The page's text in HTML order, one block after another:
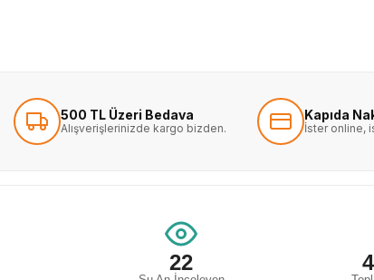
500 TL Üzeri Bedava
Alışverişlerinizde kargo bizden.
Kapıda
İster online,
22